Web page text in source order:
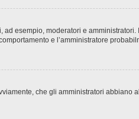
esempio, moderatori e
e l’amministratore
che gli amministratori abbiano